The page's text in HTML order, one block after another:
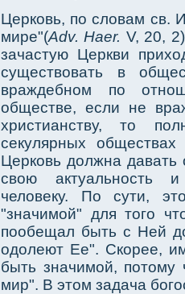
Церковь, по словам св.
мире"(Adv. Haer. V, 20,
зачастую Церкви
существовать в
враждебном по
обществе, если не
христианству, то
секулярных
Церковь должна давать
свою актуальность
человеку. По сути,
"значимой" для того
пообещал быть с Ней
одолеют Ее". Скорее,
быть значимой, потому
мир". В этом задача